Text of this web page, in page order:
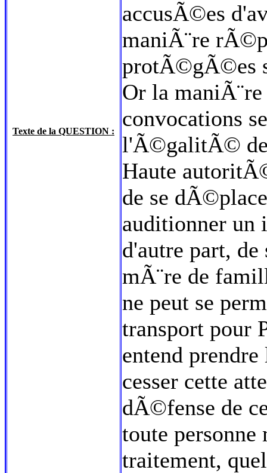
Texte de la QUESTION :
accusÃ©es
maniÃ¨re
protÃ©gÃ©es
Or la
convocations
l'Ã©galitÃ© de
Haute
de se
auditionner un
d'autre part, de
mÃ¨re de
ne peut se
transport pour
entend
cesser cette
dÃ©fense de
toute
traitement,